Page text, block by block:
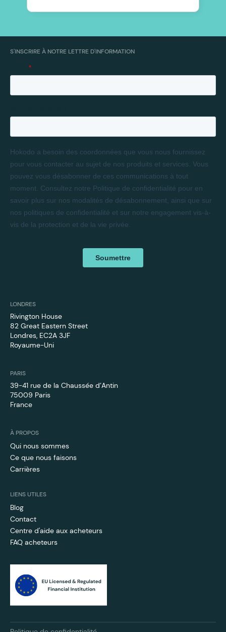
S'INSCRIRE À NOTRE LETTRE D'INFORMATION
LONDRES
Rivington House
82 Great Eastern Street
Londres, EC2A 3JF
Royaume-Uni
PARIS
39-41 rue de la Chaussée d’Antin
75009 Paris
France
À PROPOS
Qui nous sommes
Ce que nous faisons
Carrières
LIENS UTILES
Blog
Contact
Centre d'aide aux acheteurs
FAQ acheteurs